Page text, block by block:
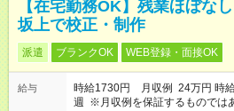
【在宅勤務OK】残業ほぼな
坂上で校正・制作
派遣 ブランクOK WEB登録・面接OK
給与
時給1730円 月収例 24万円 時
週 ※月収例を保証するものでは